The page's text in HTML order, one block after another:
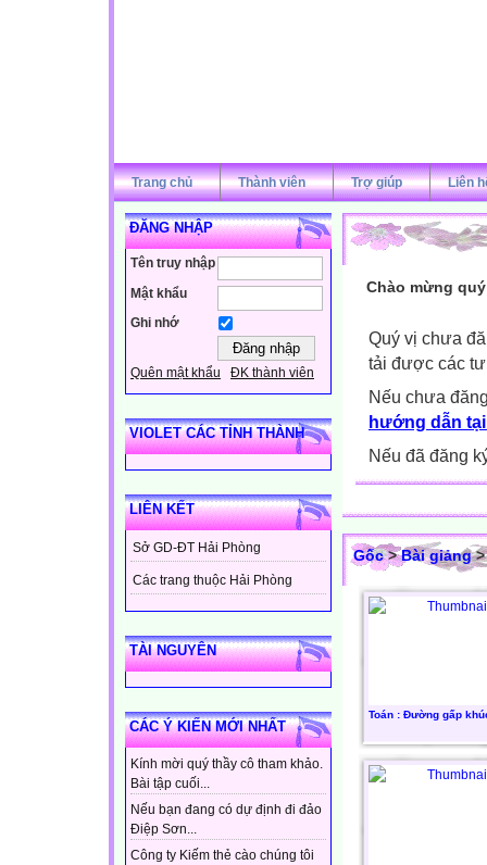
Trang chủ Thành viên Trợ giúp Liên
ĐĂNG NHẬP
Tên truy nhập
Mật khẩu
Ghi nhớ
Quên mật khẩu ĐK thành viên
VIOLET CÁC TỈNH THÀNH
LIÊN KẾT
Sở GD-ĐT Hải Phòng
Các trang thuộc Hải Phòng
TÀI NGUYÊN
CÁC Ý KIẾN MỚI NHẤT
Kính mời quý thầy cô tham khảo.
Bài tập cuối...
Nếu bạn đang có dự định đi đảo
Điệp Sơn...
Công ty Kiếm thẻ cào chúng tôi
Chào mừng
Quý vị chưa
tải được các
Nếu chưa
hướng dẫn
Nếu đã đăng
Gốc>Bài giảng
Toán : Đường gấp